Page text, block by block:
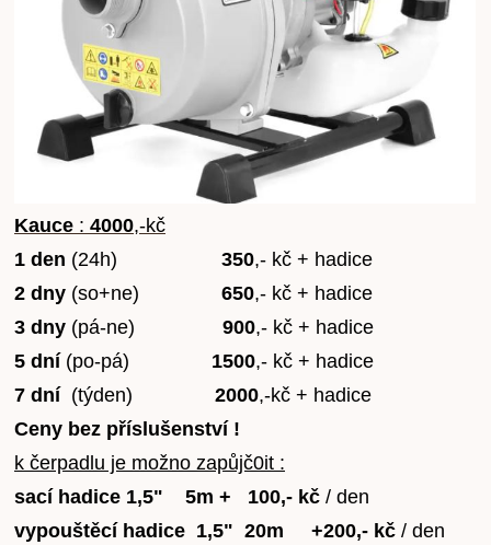
Kauce : 4000,-kč
1 den (24h) 350,- kč + hadice
2 dny (so+ne) 650,- kč + hadice
3 dny (pá-ne) 900,- kč + hadice
5 dní (po-pá) 1500,- kč + hadice
7 dní (týden) 2000,-kč + hadice
Ceny bez příslušenství !
k čerpadlu je možno zapůjč0it :
sací hadice 1,5" 5m + 100,- kč / den
vypouštěcí hadice 1,5" 20m +200,- kč / den